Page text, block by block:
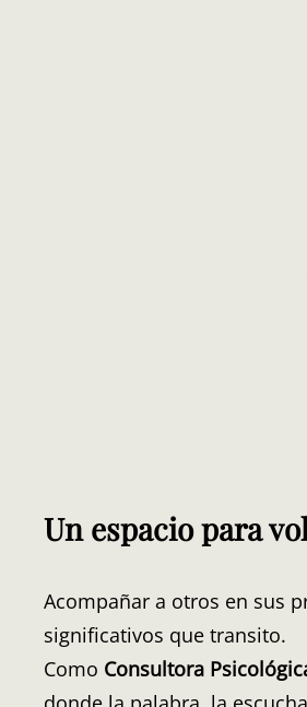
Un espacio para
Acompañar a otros en sus
significativos que transito.
Como Consultora